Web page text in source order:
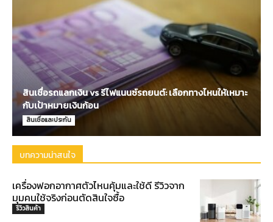
สินเชื่อรถแลกเงิน vs รีไฟแนนซ์รถยนต์: เลือกทางไหนให้เหมาะ
กับเป้าหมายเงินก้อน
สินเชื่อและประกัน
บทความน่าสนใจ
เครื่องฟอกอากาศตัวไหนคุ้มและใช้ดี รีวิวจาก
มุมคนใช้จริงก่อนตัดสินใจซื้อ
รีวิวสินค้า